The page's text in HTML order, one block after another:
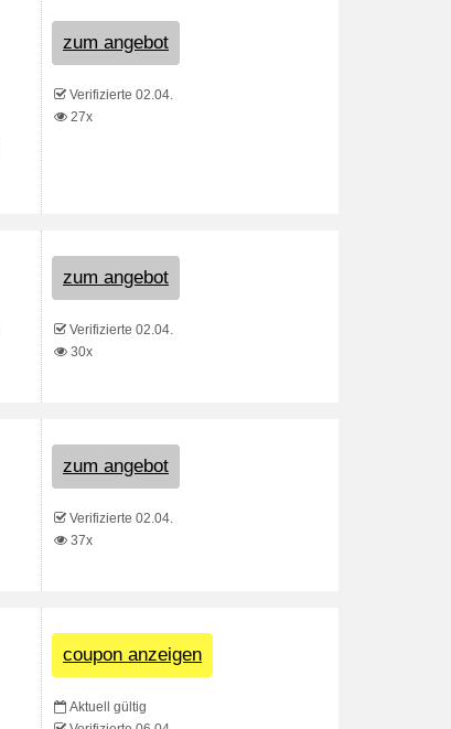
zum angebot
Verifizierte 02.04.
27x
zum angebot
Verifizierte 02.04.
30x
zum angebot
Verifizierte 02.04.
37x
coupon anzeigen
Aktuell gültig